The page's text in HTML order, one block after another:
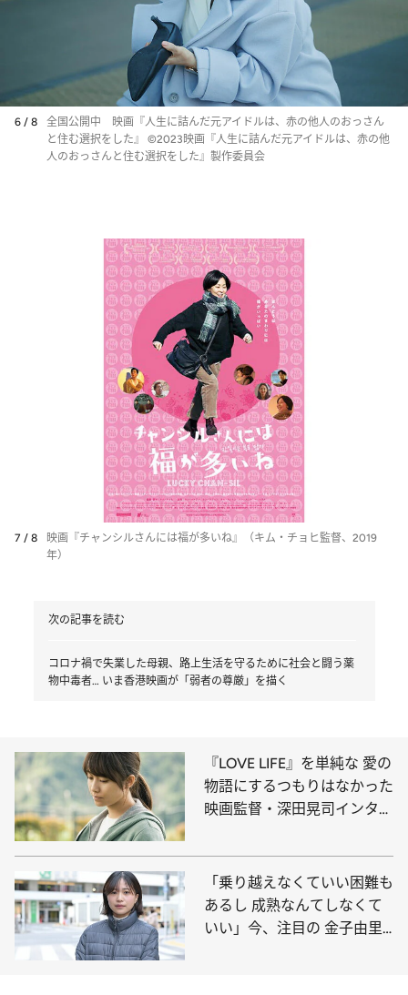
6 / 8
全国公開中 映画『人生に詰んだ元アイドルは、赤の他人のおっさん
と住む選択をした』 ©2023映画『人生に詰んだ元アイドルは、赤の他
人のおっさんと住む選択をした』製作委員会
7 / 8
映画『チャンシルさんには福が多いね』（キム・チョヒ監督、2019
年）
次の記事を読む
コロナ禍で失業した母親、路上生活を守るために社会と闘う薬
物中毒者… いま香港映画が「弱者の尊厳」を描く
『LOVE LIFE』を単純な 愛の
物語にするつもりはなかった
映画監督・深田晃司インタビ
「乗り越えなくていい困難も
あるし 成熟なんてしなくて
いい」今、注目の 金子由里